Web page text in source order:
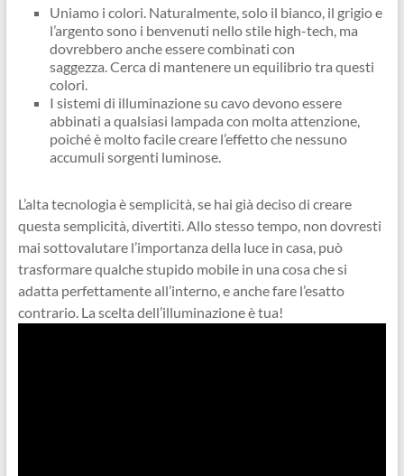
Uniamo i colori. Naturalmente, solo il bianco, il grigio e
l’argento sono i benvenuti nello stile high-tech, ma
dovrebbero anche essere combinati con
saggezza. Cerca di mantenere un equilibrio tra questi
colori.
I sistemi di illuminazione su cavo devono essere
abbinati a qualsiasi lampada con molta attenzione,
poiché è molto facile creare l’effetto che nessuno
accumuli sorgenti luminose.
L’alta tecnologia è semplicità, se hai già deciso di creare
questa semplicità, divertiti. Allo stesso tempo, non dovresti
mai sottovalutare l’importanza della luce in casa, può
trasformare qualche stupido mobile in una cosa che si
adatta perfettamente all’interno, e anche fare l’esatto
contrario. La scelta dell’illuminazione è tua!